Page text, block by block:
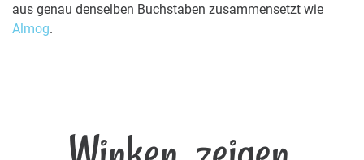
aus genau denselben Buchstaben zusammensetzt wie
Almog.